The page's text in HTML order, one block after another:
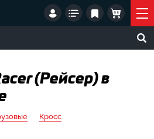
(Рейсер) в
Кросс